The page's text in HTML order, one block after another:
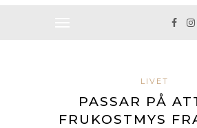
LIVET
PASSAR PÅ
FRUKOSTMYS